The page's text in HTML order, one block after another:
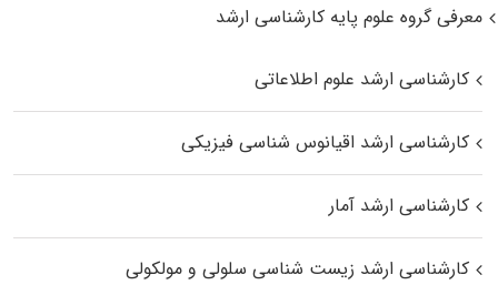
معرفی گروه علوم پایه کارشناسی ارشد
کارشناسی ارشد علوم اطلاعاتی
کارشناسی ارشد اقیانوس‌ شناسی فیزیکی
کارشناسی ارشد آمار
کارشناسی ارشد زیست شناسی سلولی و مولکولی